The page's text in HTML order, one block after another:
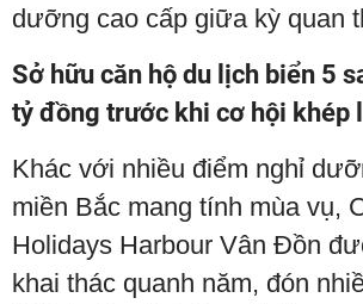
dưỡng cao cấp giữa kỳ quan
Sở hữu căn hộ du lịch biển 5
tỷ đồng trước khi cơ hội khép
Khác với nhiều điểm nghỉ
miền Bắc mang tính mùa vụ,
Holidays Harbour Vân Đồn
khai thác quanh năm, đón